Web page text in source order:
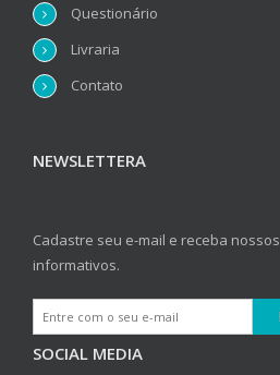
Questionário
Livraria
Contato
NEWSLETTERA
Cadastre seu e-mail e receba nossos
informativos.
SOCIAL MEDIA